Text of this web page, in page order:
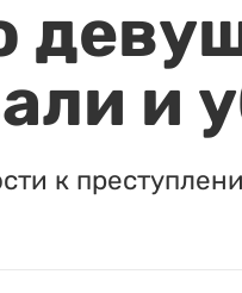
и
к